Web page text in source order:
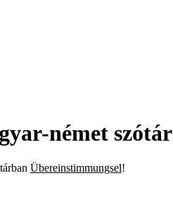
német szótár
Übereinstimmungsel!